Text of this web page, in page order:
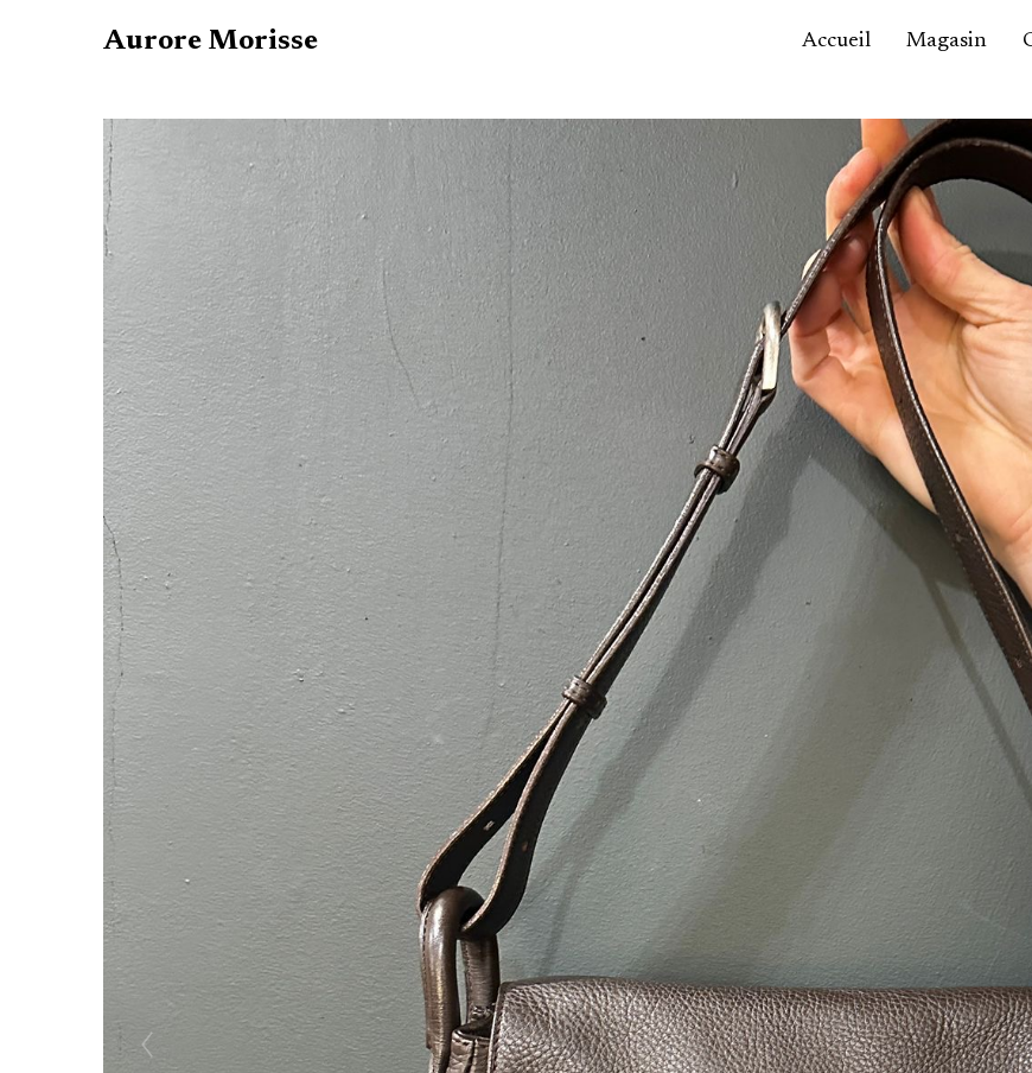
Aurore Morisse Accueil Magasin
maroquinerie
Asie / Afrique
Bijoux, montres
Céramique
Luminaires
Mobilier
Sculptures
Tableaux
Verrerie
Autre